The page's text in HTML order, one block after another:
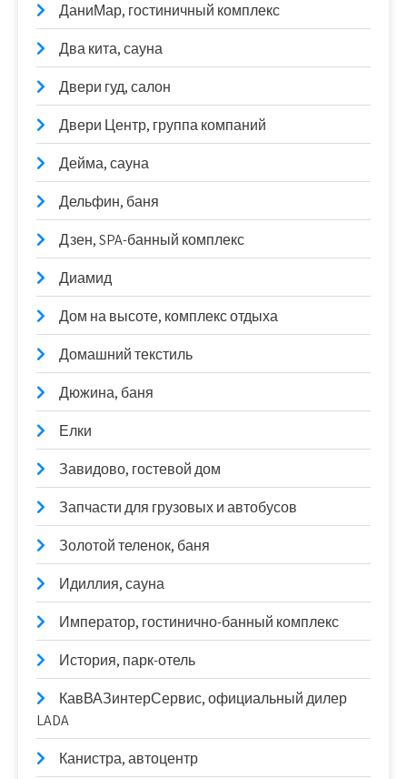
ДаниМар, гостиничный комплекс
Два кита, сауна
Двери гуд, салон
Двери Центр, группа компаний
Дейма, сауна
Дельфин, баня
Дзен, SPA-банный комплекс
Диамид
Дом на высоте, комплекс отдыха
Домашний текстиль
Дюжина, баня
Елки
Завидово, гостевой дом
Запчасти для грузовых и автобусов
Золотой теленок, баня
Идиллия, сауна
Император, гостинично-банный комплекс
История, парк-отель
КавВАЗинтерСервис, официальный дилер
LADA
Канистра, автоцентр